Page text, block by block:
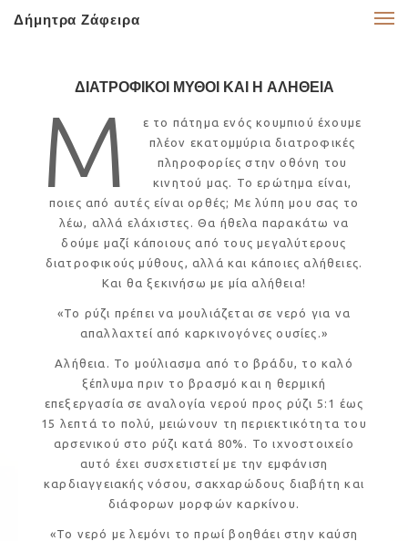
Δήμητρα Ζάφειρα
ΔΙΑΤΡΟΦΙΚΟΙ ΜΥΘΟΙ ΚΑΙ Η ΑΛΗΘΕΙΑ
Μ
ε το πάτημα ενός κουμπιού έχουμε
πλέον εκατομμύρια διατροφικές
πληροφορίες στην οθόνη του
κινητού μας. Το ερώτημα είναι,
ποιες από αυτές είναι ορθές; Με λύπη μου σας το
λέω, αλλά ελάχιστες. Θα ήθελα παρακάτω να
δούμε μαζί κάποιους από τους μεγαλύτερους
διατροφικούς μύθους, αλλά και κάποιες αλήθειες.
Και θα ξεκινήσω με μία αλήθεια!
«Το ρύζι πρέπει να μουλιάζεται σε νερό για να
απαλλαχτεί από καρκινογόνες ουσίες.»
Αλήθεια. Το μούλιασμα από το βράδυ, το καλό
ξέπλυμα πριν το βρασμό και η θερμική
επεξεργασία σε αναλογία νερού προς ρύζι 5:1 έως
15 λεπτά το πολύ, μειώνουν τη περιεκτικότητα του
αρσενικού στο ρύζι κατά 80%. Το ιχνοστοιχείο
αυτό έχει συσχετιστεί με την εμφάνιση
καρδιαγγειακής νόσου, σακχαρώδους διαβήτη και
διάφορων μορφών καρκίνου.
«Το νερό με λεμόνι το πρωί βοηθάει στην καύση